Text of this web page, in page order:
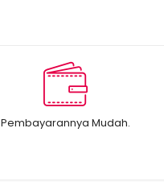
Pembayarannya Mudah.